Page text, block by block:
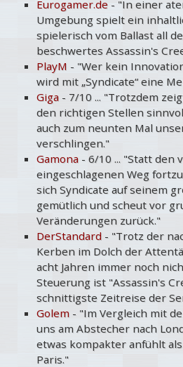
Eurogamer.de - "In einer
Umgebung spielt ein
spielerisch vom Ballast all
beschwertes Assassin's
PlayM - "Wer kein
wird mit „Syndicate“ eine
Giga - 7/10 ... "Trotzdem
den richtigen Stellen
auch zum neunten Mal
verschlingen."
Gamona - 6/10 ... "Statt den
eingeschlagenen Weg
sich Syndicate auf seinem
gemütlich und scheut vor
Veränderungen zurück."
DerStandard - "Trotz der
Kerben im Dolch der
acht Jahren immer noch
Steuerung ist "Assassin's
schnittigste Zeitreise der
Golem - "Im Vergleich mit
uns am Abstecher nach
etwas kompakter anfühlt
Paris."